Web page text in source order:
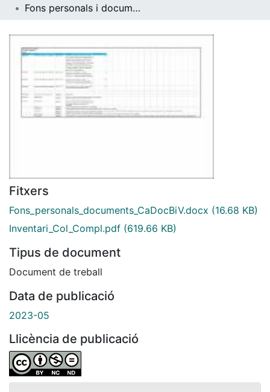
Fons personals i documents d’arxiu del CeDocBiV
Fitxers
Fons_personals_documents_CaDocBiV.docx (16.68 KB)
Inventari_Col_Compl.pdf (619.66 KB)
Tipus de document
Document de treball
Data de publicació
2023-05
Llicència de publicació